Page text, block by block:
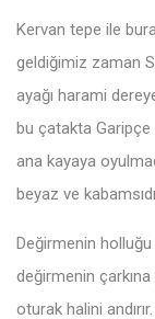
Kervan tepe ile
geldiğimiz zaman
ayağı harami
bu çatakta
ana kayaya
beyaz ve
Değirmenin holluğu
değirmenin
oturak halini